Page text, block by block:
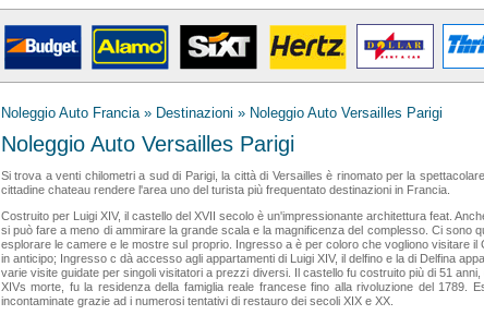
Noleggio Auto Francia» Destinazioni » Noleggio Auto Versailles Parigi
Noleggio Auto Versailles Parigi
Si trova a venti chilometri a sud di Parigi, la città di Versailles è rinomato per la
cittadine chateau rendere l'area uno del turista più frequentato destinazioni in Francia.
Costruito per Luigi XIV, il castello del XVII secolo è un'impressionante architettura feat.
si può fare a meno di ammirare la grande scala e la magnificenza del complesso. Ci sono
esplorare le camere e le mostre sul proprio. Ingresso a è per coloro che vogliono visitare
in anticipo; Ingresso c dà accesso agli appartamenti di Luigi XIV, il delfino e la di Delfina
varie visite guidate per singoli visitatori a prezzi diversi. Il castello fu costruito più di 51
XIVs morte, fu la residenza della famiglia reale francese fino alla rivoluzione del
incontaminate grazie ad i numerosi tentativi di restauro dei secoli XIX e XX.